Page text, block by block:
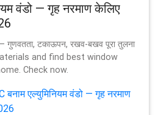
वंडो — गृह नरमाण केलिए
— गुणवतता, टकाऊपन, रखव-बखव पूरा तुलना
and find best window
Check now.
एल्युमिनियम वंडो — गृह नरमाण